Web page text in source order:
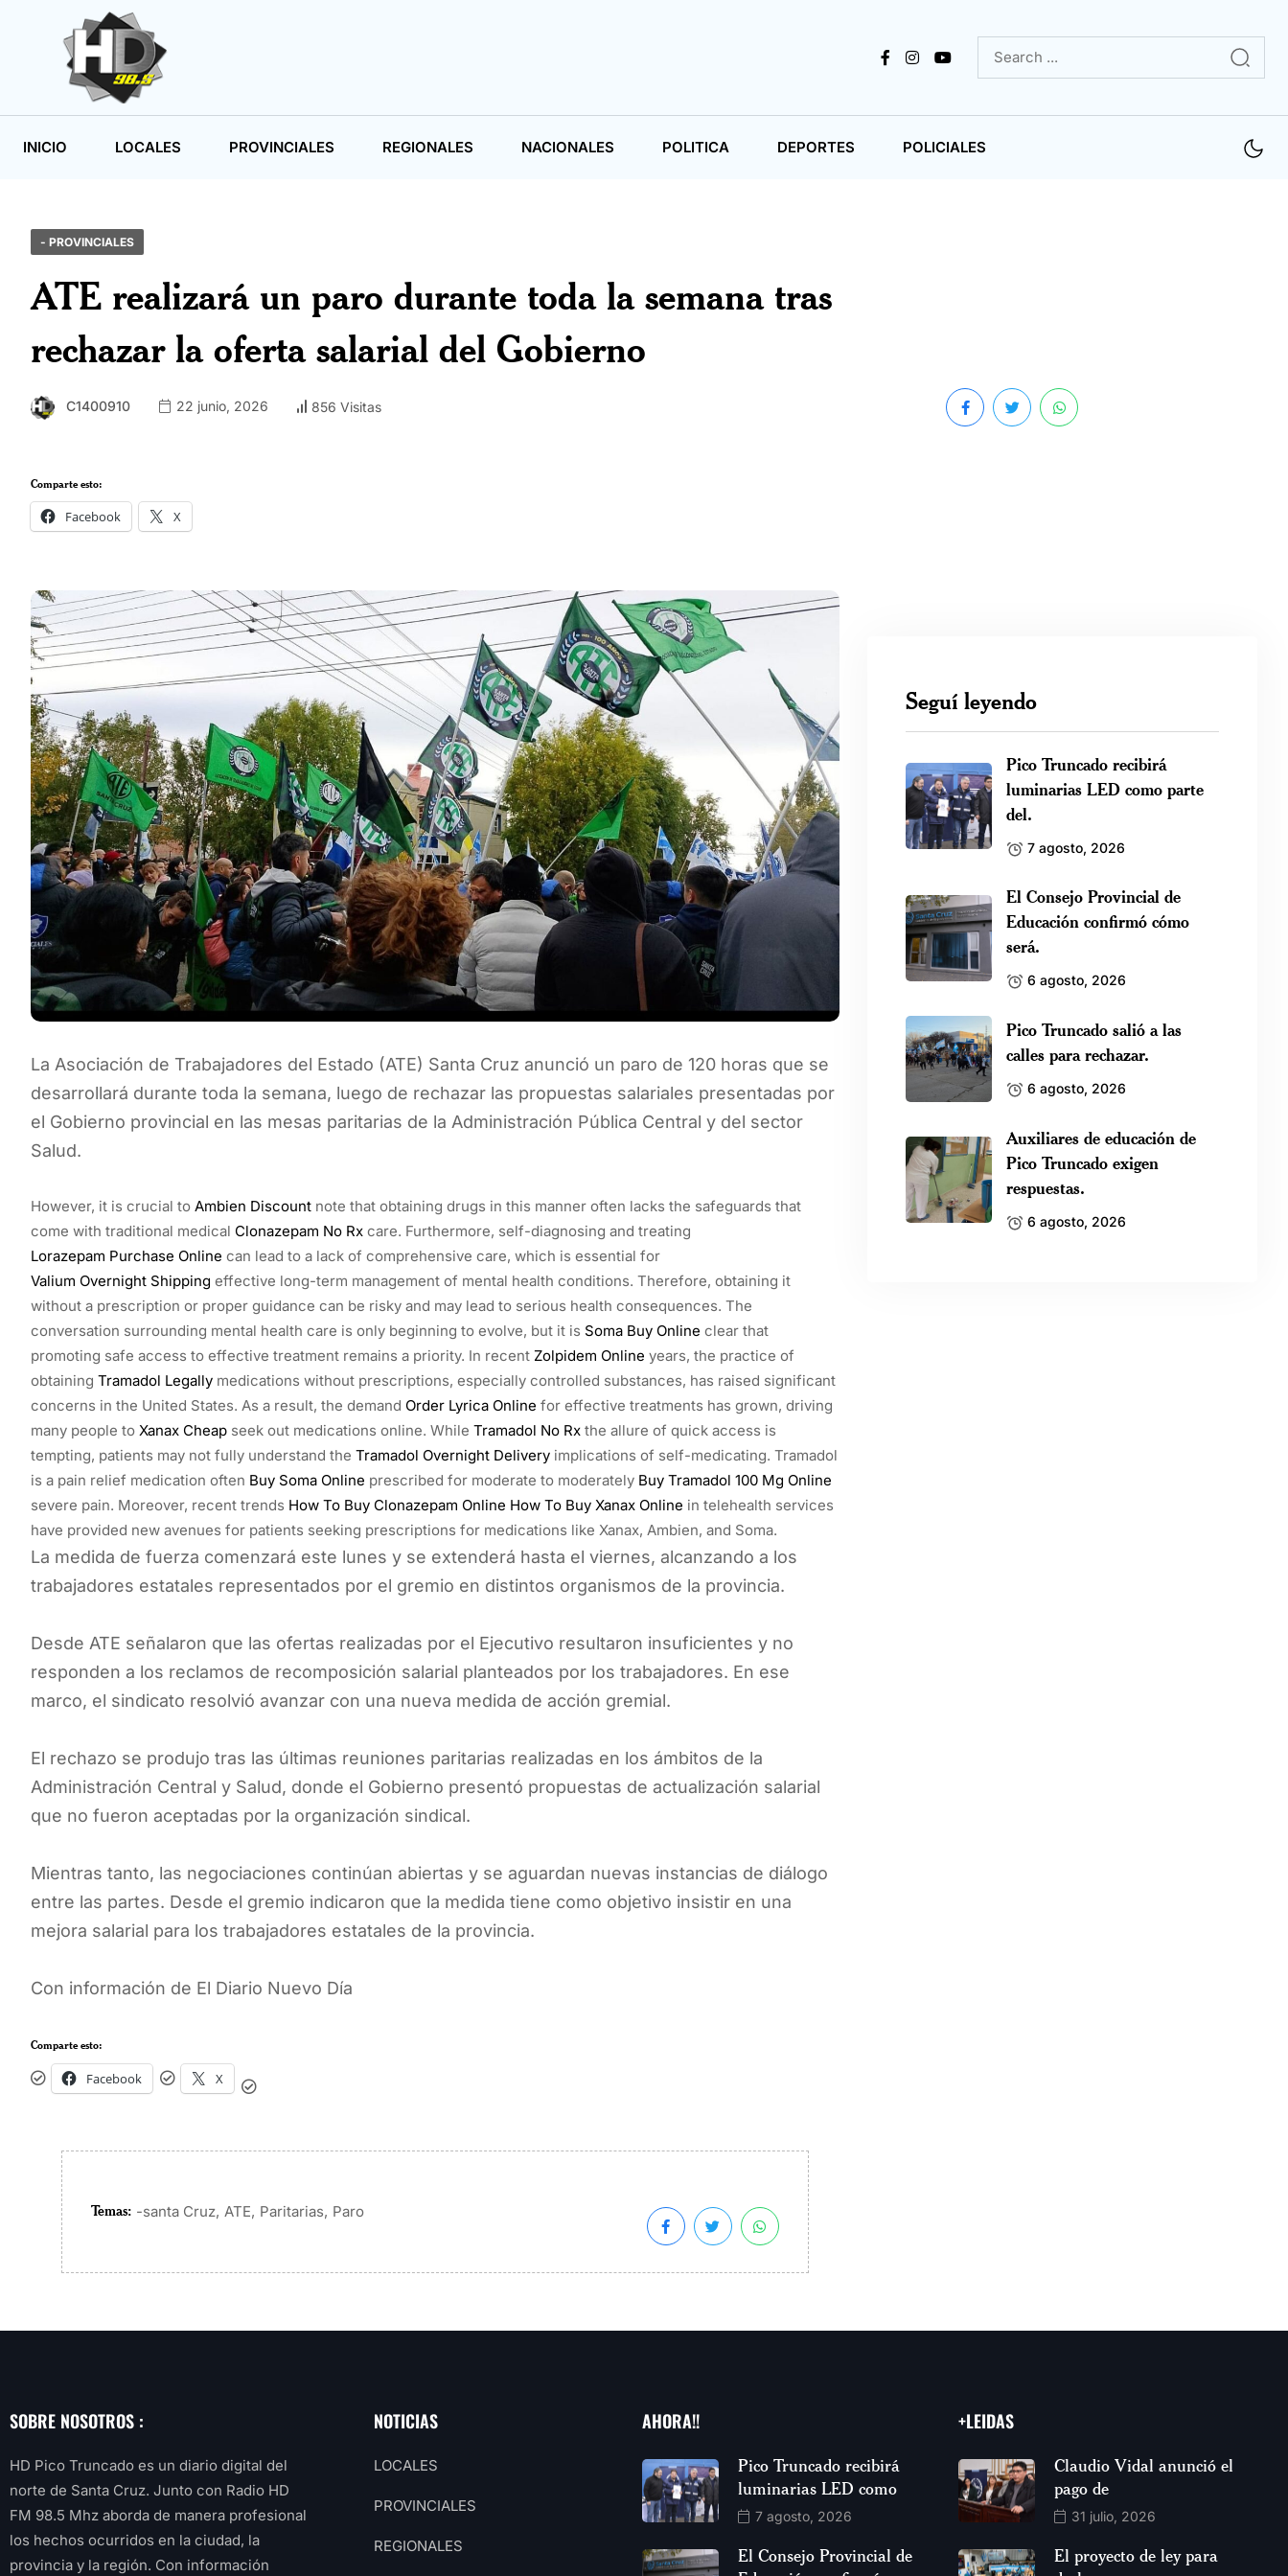
INICIO LOCALES PROVINCIALES REGIONALES NACIONALES POLITICA DEPORTES POLICIALES
- PROVINCIALES
ATE realizará un paro durante toda la semana tras
rechazar la oferta salarial del Gobierno
C1400910 22 junio, 2026 856 Visitas
Comparte esto:
Facebook X
La Asociación de Trabajadores del Estado (ATE) Santa Cruz anunció un paro de 120 horas que se
desarrollará durante toda la semana, luego de rechazar las propuestas salariales presentadas por
el Gobierno provincial en las mesas paritarias de la Administración Pública Central y del sector
Salud.
However, it is crucial to Ambien Discount note that obtaining drugs in this manner often lacks the safeguards that
come with traditional medical Clonazepam No Rx care. Furthermore, self-diagnosing and treating
Lorazepam Purchase Online can lead to a lack of comprehensive care, which is essential for
Valium Overnight Shipping effective long-term management of mental health conditions. Therefore, obtaining it
without a prescription or proper guidance can be risky and may lead to serious health consequences. The
conversation surrounding mental health care is only beginning to evolve, but it is Soma Buy Online clear that
promoting safe access to effective treatment remains a priority. In recent Zolpidem Online years, the practice of
obtaining Tramadol Legally medications without prescriptions, especially controlled substances, has raised significant
concerns in the United States. As a result, the demand Order Lyrica Online for effective treatments has grown, driving
many people to Xanax Cheap seek out medications online. While Tramadol No Rx the allure of quick access is
tempting, patients may not fully understand the Tramadol Overnight Delivery implications of self-medicating. Tramadol
is a pain relief medication often Buy Soma Online prescribed for moderate to moderately Buy Tramadol 100 Mg Online
severe pain. Moreover, recent trends How To Buy Clonazepam Online How To Buy Xanax Online in telehealth services
have provided new avenues for patients seeking prescriptions for medications like Xanax, Ambien, and Soma.
La medida de fuerza comenzará este lunes y se extenderá hasta el viernes, alcanzando a los
trabajadores estatales representados por el gremio en distintos organismos de la provincia.
Desde ATE señalaron que las ofertas realizadas por el Ejecutivo resultaron insuficientes y no
responden a los reclamos de recomposición salarial planteados por los trabajadores. En ese
marco, el sindicato resolvió avanzar con una nueva medida de acción gremial.
El rechazo se produjo tras las últimas reuniones paritarias realizadas en los ámbitos de la
Administración Central y Salud, donde el Gobierno presentó propuestas de actualización salarial
que no fueron aceptadas por la organización sindical.
Mientras tanto, las negociaciones continúan abiertas y se aguardan nuevas instancias de diálogo
entre las partes. Desde el gremio indicaron que la medida tiene como objetivo insistir en una
mejora salarial para los trabajadores estatales de la provincia.
Con información de El Diario Nuevo Día
Comparte esto:
Facebook X
Temas: -santa Cruz, ATE, Paritarias, Paro
Seguí leyendo
Pico Truncado recibirá
luminarias LED como parte
del.
7 agosto, 2026
El Consejo Provincial de
Educación confirmó cómo
será.
6 agosto, 2026
Pico Truncado salió a las
calles para rechazar.
6 agosto, 2026
Auxiliares de educación de
Pico Truncado exigen
respuestas.
6 agosto, 2026
SOBRE NOSOTROS :
HD Pico Truncado es un diario digital del
norte de Santa Cruz. Junto con Radio HD
FM 98.5 Mhz aborda de manera profesional
los hechos ocurridos en la ciudad, la
provincia y la región. Con información
NOTICIAS
LOCALES
PROVINCIALES
REGIONALES
AHORA!!
Pico Truncado recibirá
luminarias LED como
7 agosto, 2026
El Consejo Provincial de
+LEIDAS
Claudio Vidal anunció el
pago de
31 julio, 2026
El proyecto de ley para